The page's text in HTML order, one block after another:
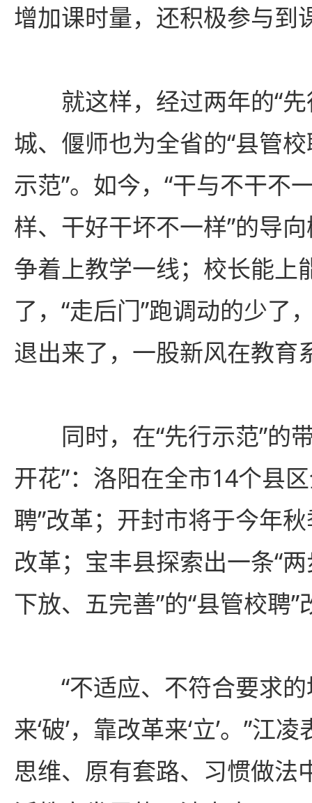
增加课时量，还积极参与到
就这样，经过两年的“先
城、偃师也为全省的“县管
示范”。如今，“干与不干不
样、干好干坏不一样”的导
争着上教学一线；校长能上
了，“走后门”跑调动的少了
退出来了，一股新风在教育
同时，在“先行示范”的
开花”：洛阳在全市14个县
聘”改革；开封市将于今年
改革；宝丰县探索出一条“
下放、五完善”的“县管校聘
“不适应、不符合要求的
来‘破’，靠改革来‘立’。”江
思维、原有套路、习惯做法